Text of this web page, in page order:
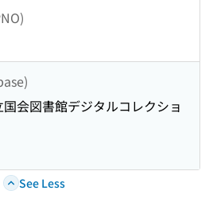
会図書館デジタルコレクショ
See Less